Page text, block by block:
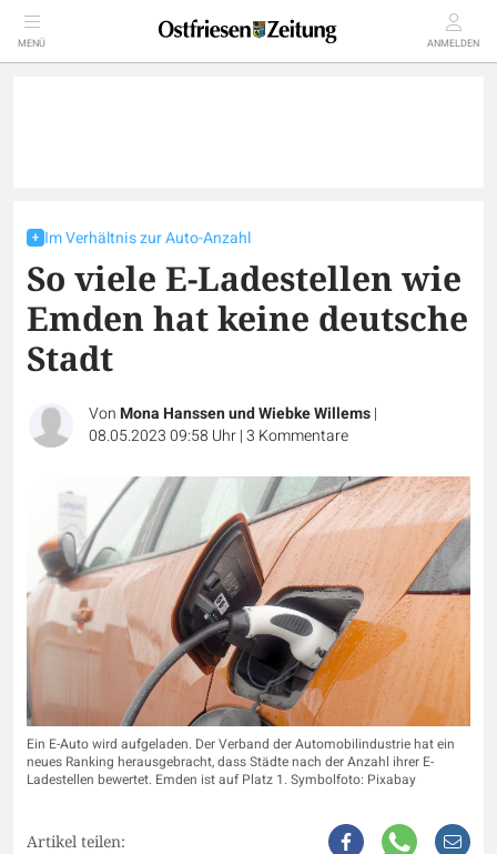
MENÜ ANMELDEN
Im Verhältnis zur Auto-Anzahl
So viele E-Ladestellen wie
Emden hat keine deutsche
Stadt
VonMona Hanssen und Wiebke Willems|
08.05.2023 09:58 Uhr|3 Kommentare
Ein E-Auto wird aufgeladen. Der Verband der Automobilindustrie hat ein
neues Ranking herausgebracht, dass Städte nach der Anzahl ihrer E-
Ladestellen bewertet. Emden ist auf Platz 1. Symbolfoto: Pixabay
Artikel teilen: